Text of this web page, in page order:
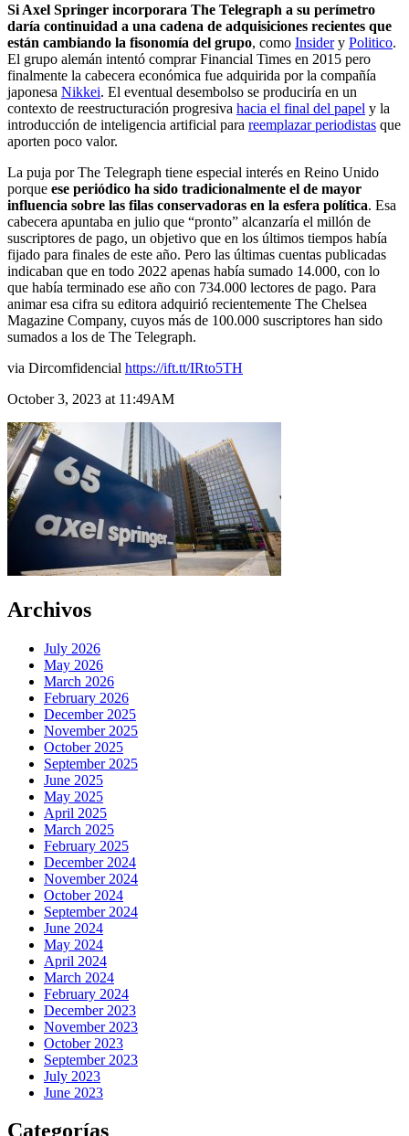
Si Axel Springer incorporara The Telegraph a su perímetro
daría continuidad a una cadena de adquisiciones recientes que
están cambiando la fisonomía del grupo, como Insidery Politico.
El grupo alemán intentó comprar Financial Times en 2015 pero
finalmente la cabecera económica fue adquirida por la compañía
japonesa Nikkei. El eventual desembolso se produciría en un
contexto de reestructuración progresiva hacia el final del papel y la
introducción de inteligencia artificial para reemplazar periodistas que
aporten poco valor.
La puja por The Telegraph tiene especial interés en Reino Unido
porque ese periódico ha sido tradicionalmente el de mayor
influencia sobre las filas conservadoras en la esfera política. Esa
cabecera apuntaba en julio que “pronto” alcanzaría el millón de
suscriptores de pago, un objetivo que en los últimos tiempos había
fijado para finales de este año. Pero las últimas cuentas publicadas
indicaban que en todo 2022 apenas había sumado 14.000, con lo
que había terminado ese año con 734.000 lectores de pago. Para
animar esa cifra su editora adquirió recientemente The Chelsea
Magazine Company, cuyos más de 100.000 suscriptores han sido
sumados a los de The Telegraph.
via Dircomfidencial https://ift.tt/IRto5TH
October 3, 2023 at 11:49AM
Archivos
July 2026
May 2026
March 2026
February 2026
December 2025
November 2025
October 2025
September 2025
June 2025
May 2025
April 2025
March 2025
February 2025
December 2024
November 2024
October 2024
September 2024
June 2024
May 2024
April 2024
March 2024
February 2024
December 2023
November 2023
October 2023
September 2023
July 2023
June 2023
Categorías